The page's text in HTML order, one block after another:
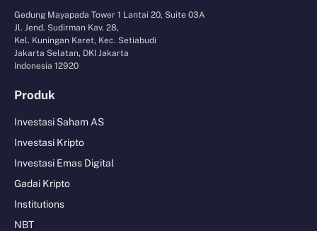
Gedung Mayapada Tower 1 Lantai 20, Suite 03A
Jl. Jend. Sudirman Kav. 28,
Kel. Kuningan Karet, Kec. Setiabudi
Jakarta Selatan, DKI Jakarta
Indonesia 12920
Produk
Investasi Saham AS
Investasi Kripto
Investasi Emas Digital
Gadai Kripto
Institutions
NBT